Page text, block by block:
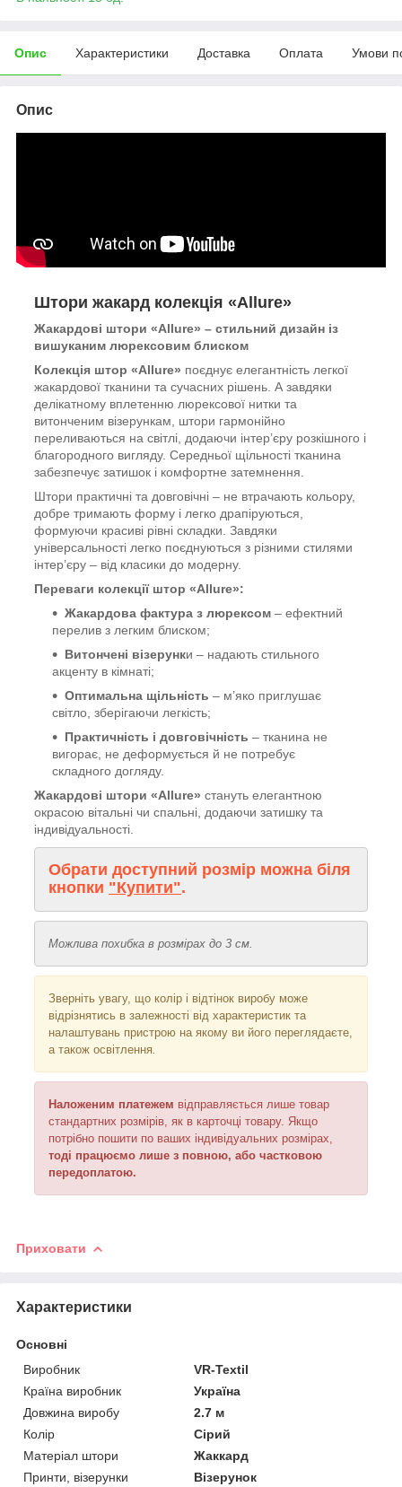
Опис Характеристики Доставка Оплата Умови
Опис
Штори жакард колекція «Allure»
Жакардові штори «Allure» – стильний дизайн із
вишуканим люрексовим блиском
Колекція штор «Allure» поєднує елегантність легкої
жакардової тканини та сучасних рішень. А завдяки
делікатному вплетенню люрексової нитки та
витонченим візерункам, штори гармонійно
переливаються на світлі, додаючи інтер’єру розкішного і
благородного вигляду. Середньої щільності тканина
забезпечує затишок і комфортне затемнення.
Штори практичні та довговічні – не втрачають кольору,
добре тримають форму і легко драпіруються,
формуючи красиві рівні складки. Завдяки
універсальності легко поєднуються з різними стилями
інтер’єру – від класики до модерну.
Переваги колекції штор «Allure»:
Жакардова фактура з люрексом – ефектний
перелив з легким блиском;
Витончені візерунки – надають стильного
акценту в кімнаті;
Оптимальна щільність – м’яко приглушає
світло, зберігаючи легкість;
Практичність і довговічність – тканина не
вигорає, не деформується й не потребує
складного догляду.
Жакардові штори «Allure» стануть елегантною
окрасою вітальні чи спальні, додаючи затишку та
індивідуальності.
Обрати доступний розмір можна біля
кнопки "Купити".
Можлива похибка в розмірах до 3 см.
Зверніть увагу, що колір і відтінок виробу може
відрізнятись в залежності від характеристик та
налаштувань пристрою на якому ви його переглядаєте,
а також освітлення
Наложеним платежем відправляється лише товар
стандартних розмірів, як в карточці товару. Якщо
потрібно пошити по ваших індивідуальних розмірах,
тоді працюємо лише з повною, або частковою
передоплатою.
Приховати
Характеристики
Основні
Виробник
VR-Textil
Країна виробник
Україна
Довжина виробу
2.7 м
Колір
Сірий
Матеріал штори
Жаккард
Принти, візерунки
Візерунок